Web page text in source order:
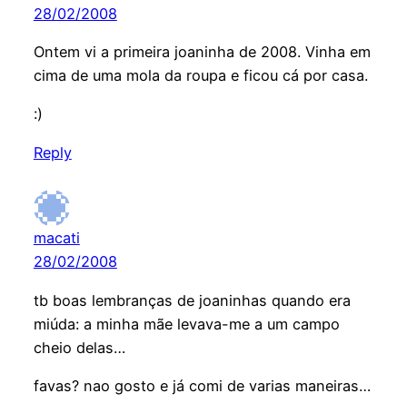
28/02/2008
Ontem vi a primeira joaninha de 2008. Vinha em
cima de uma mola da roupa e ficou cá por casa.
:)
Reply
macati
28/02/2008
tb boas lembranças de joaninhas quando era
miúda: a minha mãe levava-me a um campo
cheio delas…
favas? nao gosto e já comi de varias maneiras…